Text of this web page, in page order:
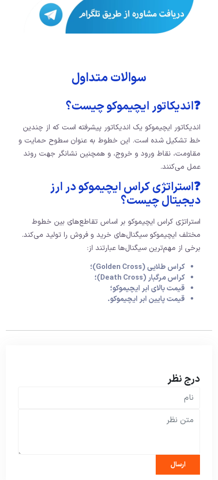
سوالات متداول
❓اندیکاتور ایچیموکو چیست؟
اندیکاتور ایچیموکو یک اندیکاتور پیشرفته است که از چندین
خط تشکیل شده است. این خطوط به عنوان سطوح حمایت و
مقاومت، نقاط ورود و خروج، و همچنین نشانگر جهت روند
عمل می‌کنند.
❓استراتژی کراس ایچیموکو در ارز
دیجیتال چیست؟
استراتژی کراس ایچیموکو بر اساس تقاطع‌های بین خطوط
مختلف ایچیموکو سیگنال‌های خرید و فروش را تولید می‌کند.
برخی از مهم‌ترین سیگنال‌ها عبارتند از:
کراس طلایی (Golden Cross)؛
کراس مرگبار (Death Cross)؛
قیمت بالای ابر ایچیموکو؛
قیمت پایین ابر ایچیموکو.
درج نظر